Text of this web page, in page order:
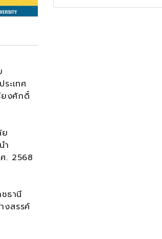
ะเทศ
ยงศักดิ์
ำ
. 2568
ธานี
งสรรค์